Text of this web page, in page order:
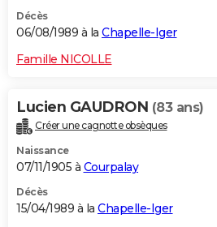
Décès
06/08/1989 à la Chapelle-Iger
Famille NICOLLE
Lucien GAUDRON (83 ans)
Créer une cagnotte obsèques
Naissance
07/11/1905 à Courpalay
Décès
15/04/1989 à la Chapelle-Iger